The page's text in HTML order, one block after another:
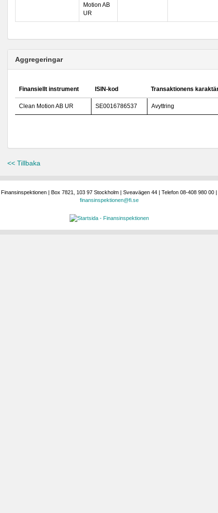
Motion AB
UR
Aggregeringar
Finansiellt instrument ISIN-kod Transaktionens
Clean Motion AB UR SE0016786537 Avyttring
<< Tillbaka
Finansinspektionen | Box 7821, 103 97 Stockholm | Sveavägen 44 | Telefon 08-408 980 00 |
finansinspektionen@fi.se